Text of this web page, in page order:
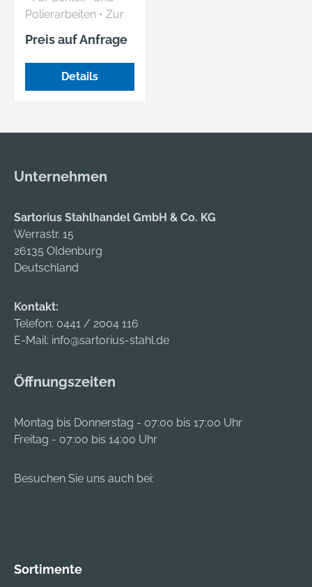
Polierarbeiten • Zur
Verwendung an Filz-,
Lappenscheiben und
Polierbürsten
Preis auf Anfrage
Details
Unternehmen
Sartorius Stahlhandel GmbH & Co. KG
Werrastr. 15
26135 Oldenburg
Deutschland
Kontakt:
Telefon: 0441 / 2004 116
E-Mail: info@sartorius-stahl.de
Öffnungszeiten
Montag bis Donnerstag - 07:00 bis 17:00 Uhr
Freitag - 07:00 bis 14:00 Uhr
Besuchen Sie uns auch bei:
Sortimente